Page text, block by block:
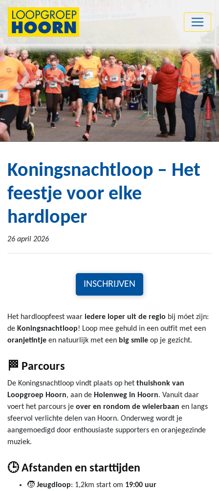
Koningsnachtloop – Het
feestje voor elke
hardloper
26 april 2026
INSCHRIJVEN
Het hardloopfeest waar iedere loper uit de regio bij móet zijn:
de Koningsnachtloop! Loop mee gehuld in een outfit met een
oranjetintje en natuurlijk met een big smile op je gezicht.
🏁 Parcours
De Koningsnachtloop vindt plaats op het thuishonk van
Loopgroep Hoorn, aan de Holenweg in Hoorn. Vanuit daar
voert het parcours je over en rondom de wielerbaan en langs
sfeervol verlichte delen van Hoorn. Onderweg wordt je
aangemoedigd door enthousiaste supporters en oranjegezinde
muziek.
🕒 Afstanden en starttijden
🧒 Jeugdloop: 1,2km start om 19:00 uur